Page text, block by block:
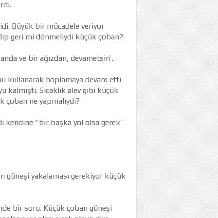
Büyük bir mücadele veriyor
geri mi dönmeliydi küçük çoban?
ve bir ağızdan, devametsin’.
kullanarak hoplamaya devam etti
kalmıştı. Sıcaklık alev gibi küçük
çoban ne yapmalıydı?
‘’bir başka yol olsa gerek’’
güneşi yakalaması gerekiyor küçük
bir soru. Küçük çoban güneşi